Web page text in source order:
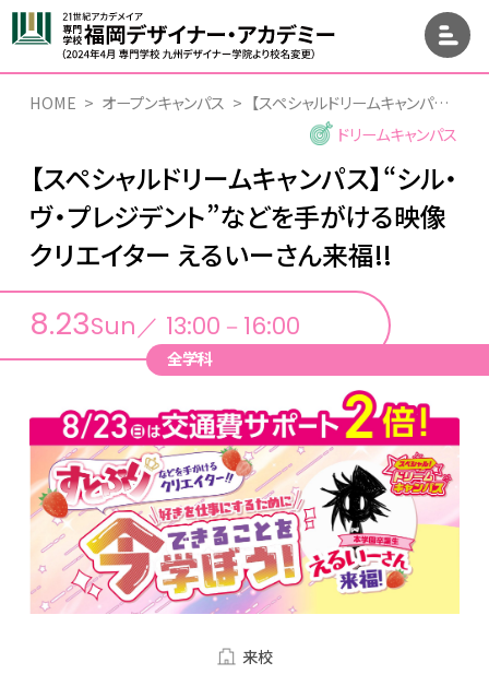
HOME オープンキャンパス 【スペシャルドリームキャンパス】“シル・ヴ・プレジデント”などを手がける映像クリエイター えるいーさん来福!!
【スペシャルドリームキャンパス】“シル・
ヴ・プレジデント”などを手がける映像
クリエイター えるいーさん来福!!
ドリームキャンパス
8.23Sun／ 13:00－16:00
全学科
来校